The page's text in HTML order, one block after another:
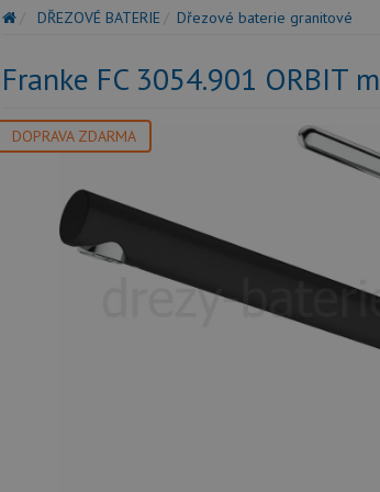
DŘEZOVÉ BATERIE Dřezové baterie granitové
Franke FC 3054.901 ORBIT
DOPRAVA ZDARMA